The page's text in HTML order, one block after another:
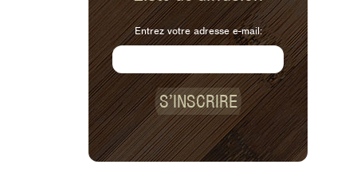
Entrez votre adresse e-mail:
S’INSCRIRE